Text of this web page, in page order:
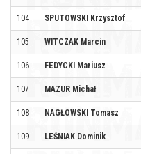
104 SPUTOWSKI Krzysztof
105 WITCZAK Marcin
106 FEDYCKI Mariusz
107 MAZUR Michał
108 NAGŁOWSKI Tomasz
109 LEŚNIAK Dominik